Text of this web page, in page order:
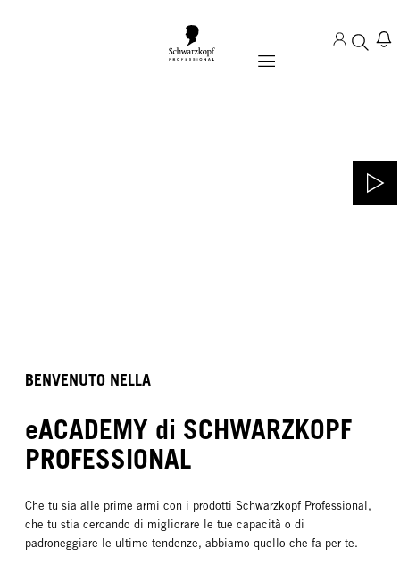
Mobile navigation
BENVENUTO NELLA
eACADEMY di SCHWARZKOPF
PROFESSIONAL
Che tu sia alle prime armi con i prodotti Schwarzkopf Professional,
che tu stia cercando di migliorare le tue capacità o di
padroneggiare le ultime tendenze, abbiamo quello che fa per te.